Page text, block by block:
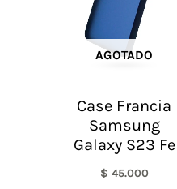
AGOTADO
Case Francia
Samsung
Galaxy S23 Fe
$ 45.000